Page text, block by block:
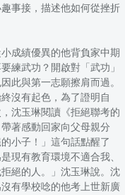
事接，描述他如何從挫折
成績優異的他背負家中期
練武功？開啟對「武功」
此與第一志願擦肩而過。
沒有起色，為了證明自
沈玉琳閱讀《拒絕聯考的
著感動回家向父母親分
小子！」這句話點醒了
現有教育環境不適合我、
絕的人。」沈玉琳說。沈
有學校唸的他考上世新廣